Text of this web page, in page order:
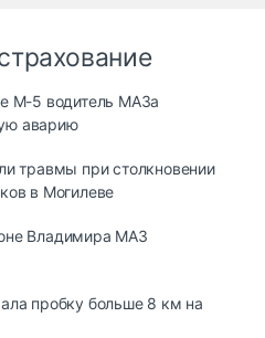
М-5 водитель МАЗа
аварию
травмы при столкновении
в Могилеве
Владимира МАЗ
пробку больше 8 км на